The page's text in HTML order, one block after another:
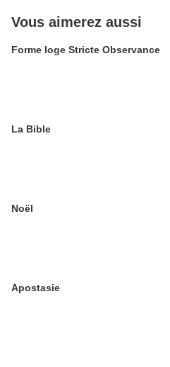
Vous aimerez aussi
Forme loge Stricte Observance
La Bible
Noël
Apostasie